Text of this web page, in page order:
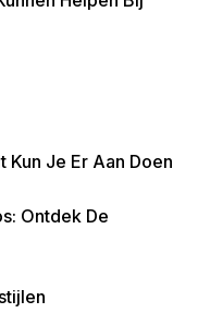
Kun Je Er Aan Doen
Ontdek De